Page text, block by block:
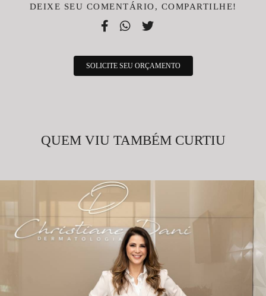
DEIXE SEU COMENTÁRIO, COMPARTILHE!
SOLICITE SEU ORÇAMENTO
QUEM VIU TAMBÉM CURTIU